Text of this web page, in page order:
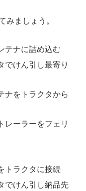
みましょう。
テナに詰め込む
でけん引し最寄り
ナをトラクタから
レーラーをフェリ
トラクタに接続
でけん引し納品先